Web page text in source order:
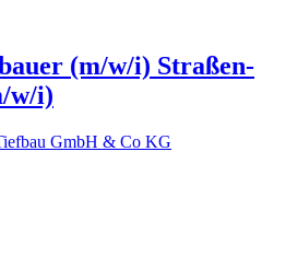
(m/w/i) Straßen-
w/i)
GmbH & Co KG